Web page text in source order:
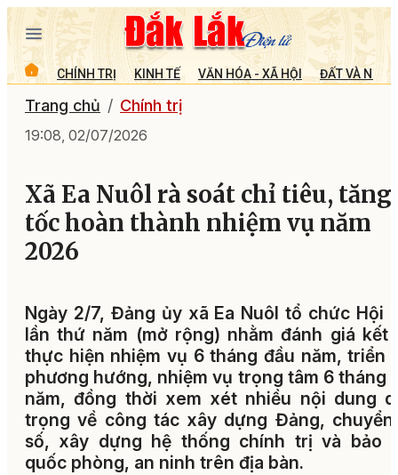
CHÍNH TRỊ KINH TẾ VĂN HÓA - XÃ HỘI ĐẤT VÀ
Trang chủ Chính trị
19:08, 02/07/2026
Xã Ea Nuôl rà soát chỉ tiêu, tăng
tốc hoàn thành nhiệm vụ năm
2026
Ngày 2/7, Đảng ủy xã Ea Nuôl tổ chức Hội
lần thứ năm (mở rộng) nhằm đánh giá kết
thực hiện nhiệm vụ 6 tháng đầu năm, triển
phương hướng, nhiệm vụ trọng tâm 6 tháng
năm, đồng thời xem xét nhiều nội dung
trọng về công tác xây dựng Đảng,
số, xây dựng hệ thống chính trị và bảo
quốc phòng, an ninh trên địa bàn.